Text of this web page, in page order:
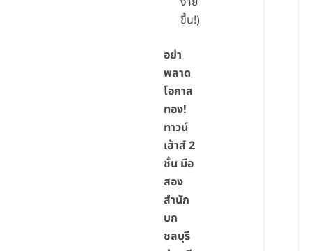
ขึ้น!)
อย่า
พลาด
โอกาส
ทอง!
ทาวน์
เฮ้าส์ 2
ชั้น มือ
สอง
สำนัก
บก
ชลบุรี